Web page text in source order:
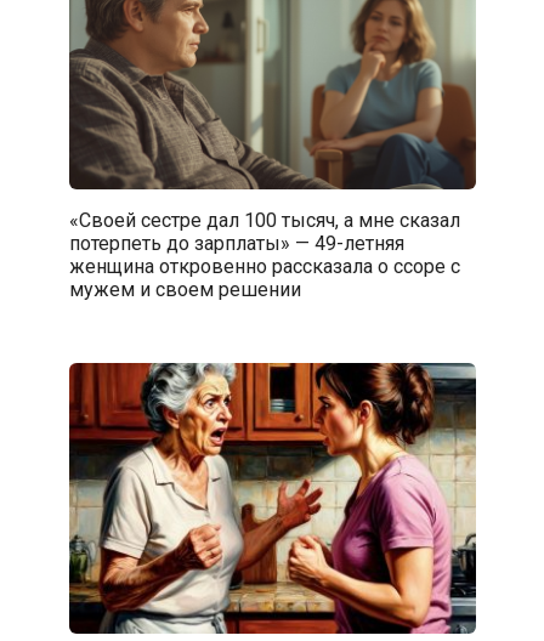
«Своей сестре дал 100 тысяч, а мне сказал
потерпеть до зарплаты» — 49-летняя
женщина откровенно рассказала о ссоре с
мужем и своем решении